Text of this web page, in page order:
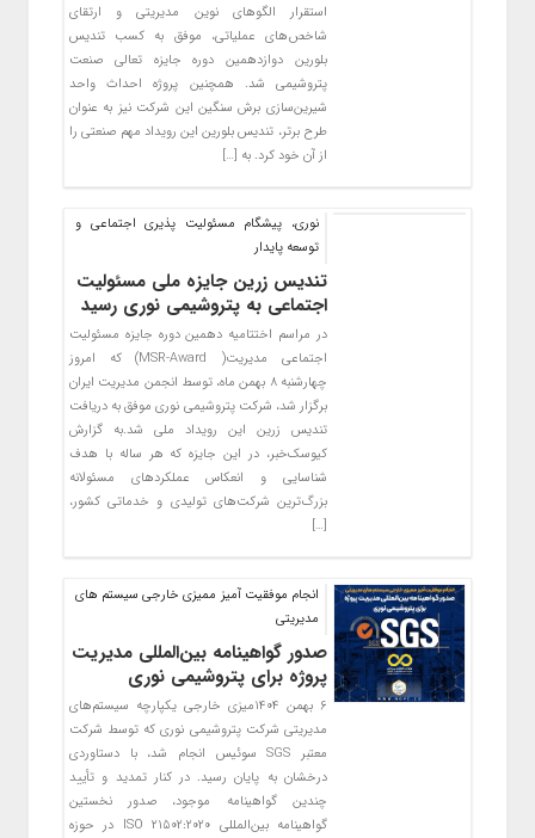
استقرار الگوهای نوین مدیریتی و ارتقای
شاخص‌های عملیاتی، موفق به کسب تندیس
بلورین دوازدهمین دوره جایزه تعالی صنعت
پتروشیمی شد. همچنین پروژه احداث واحد
شیرین‌سازی برش سنگین این شرکت نیز به عنوان
طرح برتر، تندیس بلورین این رویداد مهم صنعتی را
از آن خود کرد. به […]
نوری، پیشگام مسئولیت پذیری اجتماعی و
توسعه پایدار
تندیس زرین جایزه ملی مسئولیت
اجتماعی به پتروشیمی نوری رسید
در مراسم اختتامیه دهمین دوره جایزه مسئولیت
اجتماعی مدیریت( MSR-Award) که امروز
چهارشنبه ۸ بهمن ماه، توسط انجمن مدیریت ایران
برگزار شد، شرکت پتروشیمی نوری موفق به دریافت
تندیس زرین این رویداد ملی شد.به گزارش
کیوسک‌خبر، در این جایزه که هر ساله با هدف
شناسایی و انعکاس عملکردهای مسئولانه
بزرگ‌ترین شرکت‌های تولیدی و خدماتی کشور،
[…]
انجام موفقیت آمیز ممیزی خارجی سیستم های
مدیریتی
صدور گواهینامه بین‌المللی مدیریت
پروژه برای پتروشیمی نوری
۶ بهمن ۱۴۰۴میزی خارجی یکپارچه سیستم‌های
مدیریتی شرکت پتروشیمی نوری که توسط شرکت
معتبر SGS سوئیس انجام شد، با دستاوردی
درخشان به پایان رسید. در کنار تمدید و تأیید
چندین گواهینامه موجود، صدور نخستین
گواهینامه بین‌المللی ISO 21502:2020 در حوزه